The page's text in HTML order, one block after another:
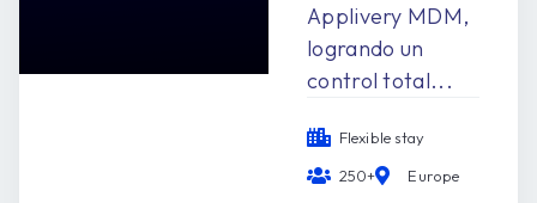
Applivery MDM,
logrando un
control total...
Flexible stay
250+
Europe